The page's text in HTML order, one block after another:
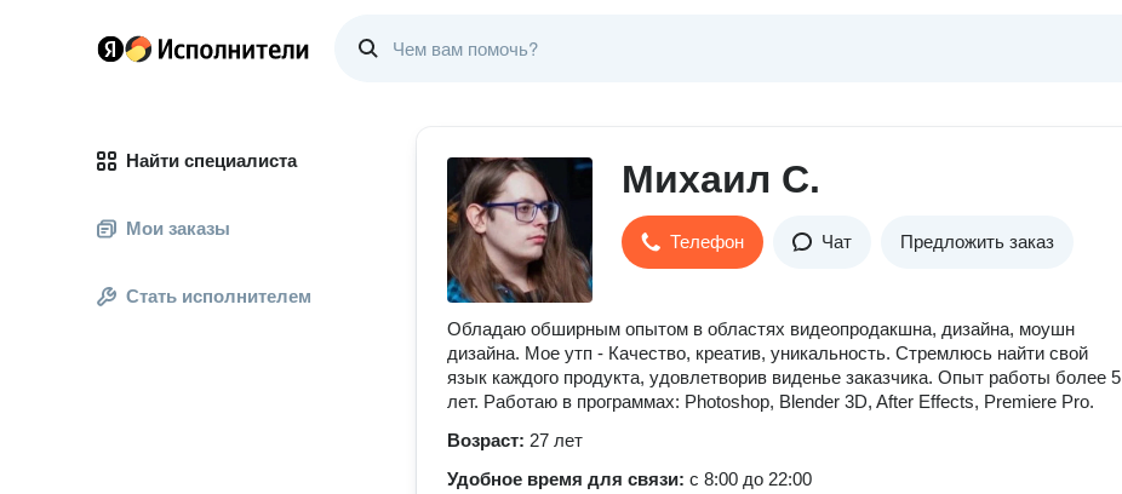
Найти специалиста
Мои заказы
Стать исполнителем
Михаил С.
Телефон Чат Предложить заказ
Обладаю обширным опытом в областях видеопродакшна, дизайна, моушн
дизайна. Мое утп - Качество, креатив, уникальность. Стремлюсь найти свой
язык каждого продукта, удовлетворив виденье заказчика. Опыт работы более 5
лет. Работаю в программах: Photoshop, Blender 3D, After Effects, Premiere Pro.
Возраст: 27 лет
Удобное время для связи: с 8:00 до 22:00